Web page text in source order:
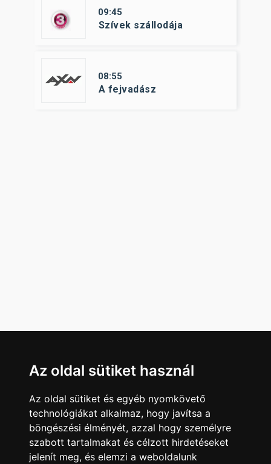
09:45
Szívek szállodája
08:55
A fejvadász
Az oldal sütiket használ
Az oldal sütiket és egyéb nyomkövető
technológiákat alkalmaz, hogy javítsa a
böngészési élményét, azzal hogy személyre
szabott tartalmakat és célzott hirdetéseket
jelenít meg, és elemzi a weboldalunk